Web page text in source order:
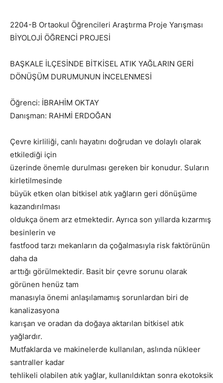
2204-B Ortaokul Öğrencileri Araştırma Proje Yarışması
BİYOLOJİ ÖĞRENCİ PROJESİ
BAŞKALE İLÇESİNDE BİTKİSEL ATIK YAĞLARIN GERİ
DÖNÜŞÜM DURUMUNUN İNCELENMESİ
Öğrenci: İBRAHİM OKTAY
Danışman: RAHMİ ERDOĞAN
Çevre kirliliği, canlı hayatını doğrudan ve dolaylı olarak
etkilediği için
üzerinde önemle durulması gereken bir konudur. Suların
kirletilmesinde
büyük etken olan bitkisel atık yağların geri dönüşüme
kazandırılması
oldukça önem arz etmektedir. Ayrıca son yıllarda kızarmış
besinlerin ve
fastfood tarzı mekanların da çoğalmasıyla risk faktörünün
daha da
arttığı görülmektedir. Basit bir çevre sorunu olarak
görünen henüz tam
manasıyla önemi anlaşılamamış sorunlardan biri de
kanalizasyona
karışan ve oradan da doğaya aktarılan bitkisel atık
yağlardır.
Mutfaklarda ve makinelerde kullanılan, aslında nükleer
santraller kadar
tehlikeli olabilen atık yağlar, kullanıldıktan sonra ekotoksik